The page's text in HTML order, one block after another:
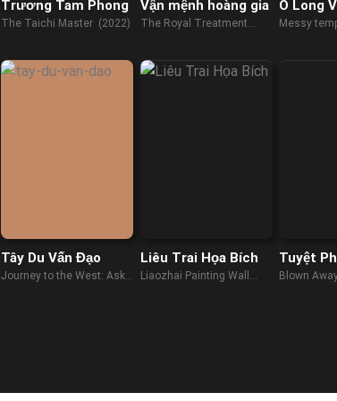
Trương Tam Phong
The Taichi Master (2022)
Vận mệnh hoàng gia
The Royal Treatment
Ô Long
Messy
Tây Du Vấn Đạo
Journey to the West: Ask
Liêu Trai Họa Bích
Liaozhai Painting Wall
Tuyệt
Tinh
Blown